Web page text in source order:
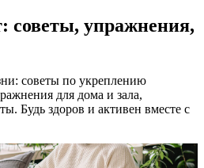
советы, упражнения,
советы по укреплению
для дома и зала,
Будь здоров и активен вместе с